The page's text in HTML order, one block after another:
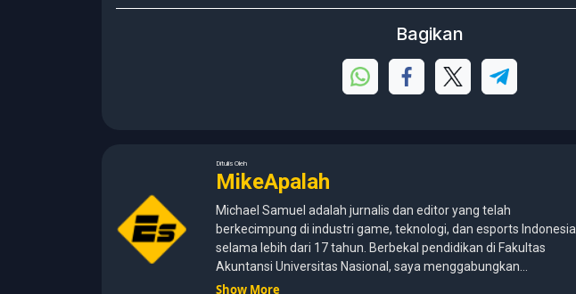
Bagikan
Ditulis Oleh
MikeApalah
Michael Samuel adalah jurnalis dan editor yang telah
berkecimpung di industri game, teknologi, dan esports Indonesia
selama lebih dari 17 tahun. Berbekal pendidikan di Fakultas
Akuntansi Universitas Nasional, saya menggabungkan
kemampuan analisis dengan pengalaman panjang di dunia
Show More